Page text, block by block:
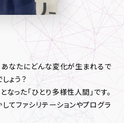
、あなたにどんな変化が生まれるで
ょう？
った「ひとり多様性人間」です。
てファシリテーションやプログラ